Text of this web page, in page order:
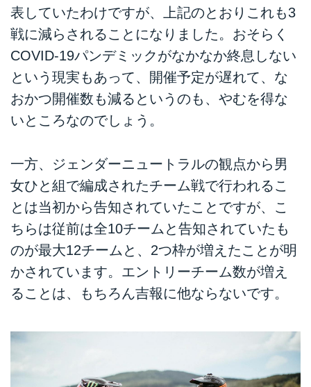
表していたわけですが、上記のとおりこれも3
戦に減らされることになりました。おそらく
COVID-19パンデミックがなかなか終息しない
という現実もあって、開催予定が遅れて、な
おかつ開催数も減るというのも、やむを得な
いところなのでしょう。
一方、ジェンダーニュートラルの観点から男
女ひと組で編成されたチーム戦で行われるこ
とは当初から告知されていたことですが、こ
ちらは従前は全10チームと告知されていたも
のが最大12チームと、2つ枠が増えたことが明
かされています。エントリーチーム数が増え
ることは、もちろん吉報に他ならないです。